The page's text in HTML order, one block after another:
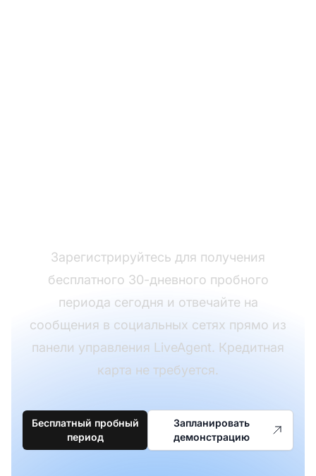
Зарегистрируйтесь для получения
бесплатного 30-дневного пробного
периода сегодня и отвечайте на
сообщения в социальных сетях прямо из
панели управления LiveAgent. Кредитная
карта не требуется.
Бесплатный пробный
период
Запланировать
демонстрацию